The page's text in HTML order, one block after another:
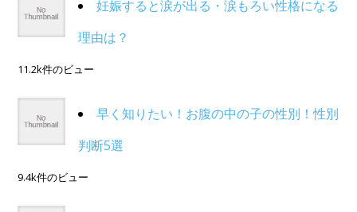
妊娠すると涙が出る・涙もろい性格になる
理由は？
11.2k件のビュー
早く知りたい！お腹の中の子の性別！性別
判断5選
9.4k件のビュー